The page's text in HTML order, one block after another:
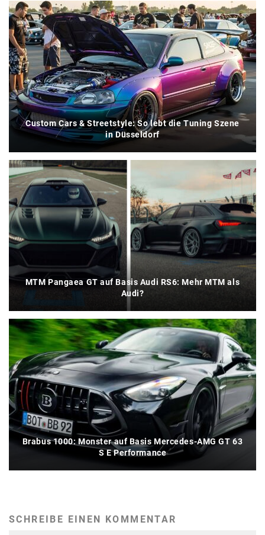
Custom Cars & Streetstyle: So lebt die Tuning Szene
in Düsseldorf
MTM Pangaea GT auf Basis Audi RS6: Mehr MTM als
Audi?
Brabus 1000: Monster auf Basis Mercedes-AMG GT 63
S E Performance
SCHREIBE EINEN KOMMENTAR